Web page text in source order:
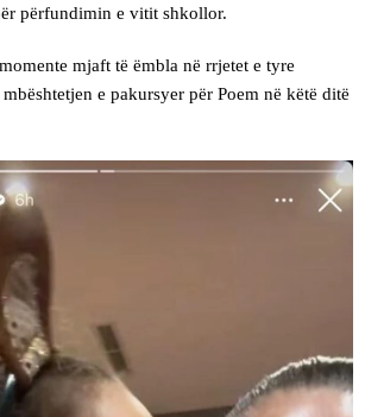
përfundimin e vitit shkollor.
mjaft të ëmbla në rrjetet e tyre
e pakursyer për Poem në këtë ditë